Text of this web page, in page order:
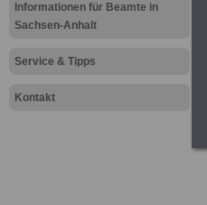
Informationen für Beamte in
Sachsen-Anhalt
Service & Tipps
Kontakt